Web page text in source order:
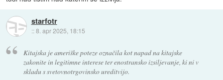
starfotr
::8. apr 2025, 18:15
Kitajska je ameriške poteze označila kot napad na kitajske
zakonite in legitimne interese ter enostransko izsiljevanje, ki ni v
skladu s svetovnotrgovinsko ureditvijo.